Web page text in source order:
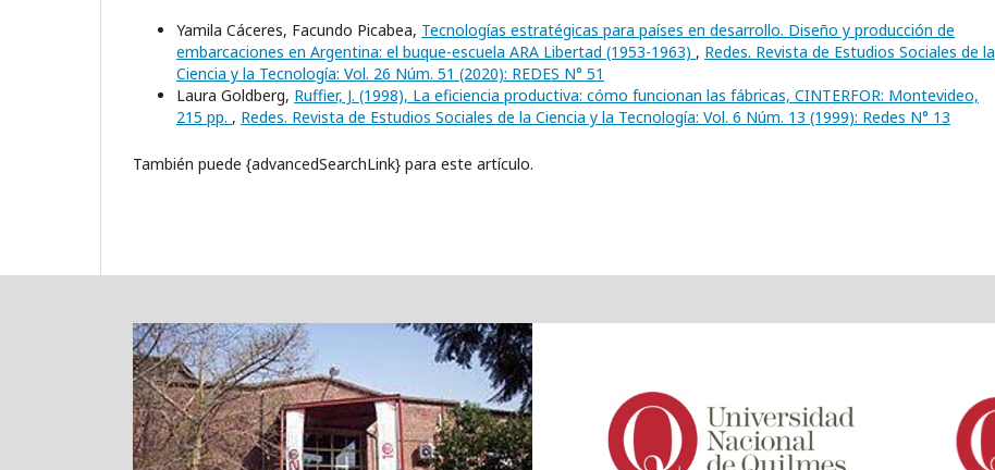
Yamila Cáceres, Facundo Picabea, Tecnologías estratégicas para países en desarrollo. Diseño y producción de
embarcaciones en Argentina: el buque-escuela ARA Libertad (1953-1963) , Redes. Revista de Estudios Sociales de la
Ciencia y la Tecnología: Vol. 26 Núm. 51 (2020): REDES N° 51
Laura Goldberg, Ruffier, J. (1998), La eficiencia productiva: cómo funcionan las fábricas, CINTERFOR: Montevideo,
215 pp. , Redes. Revista de Estudios Sociales de la Ciencia y la Tecnología: Vol. 6 Núm. 13 (1999): Redes N° 13
También puede {advancedSearchLink} para este artículo.